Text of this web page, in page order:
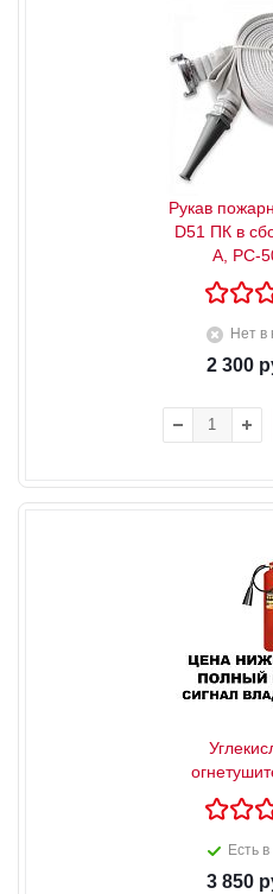
Рукав
D51 ПК в
А, РС-
Нет в
2 300
Есть
3 850